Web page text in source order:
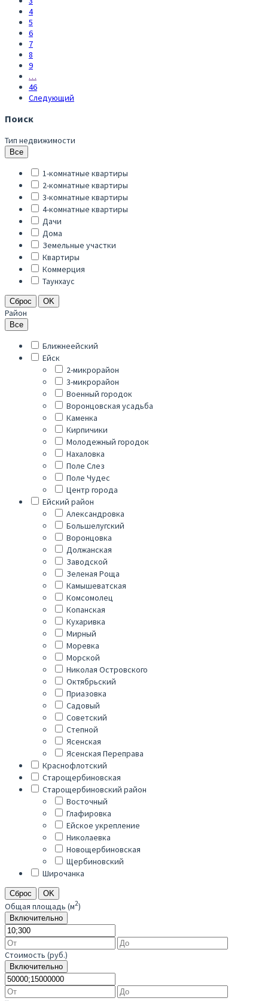
4
5
6
7
8
9
…
46
Следующий
Поиск
Тип недвижимости
Все
1-комнатные квартиры
2-комнатные квартиры
3-комнатные квартиры
4-комнатные квартиры
Дачи
Дома
Земельные участки
Квартиры
Коммерция
Таунхаус
Сброс OK
Район
Все
Ближнеейский
Ейск
2-микрорайон
3-микрорайон
Военный городок
Воронцовская усадьба
Каменка
Кирпичики
Молодежный городок
Нахаловка
Поле Слез
Поле Чудес
Центр города
Ейский район
Александровка
Большелугский
Воронцовка
Должанская
Заводской
Зеленая Роща
Камышеватская
Комсомолец
Копанская
Кухаривка
Мирный
Моревка
Морской
Николая Островского
Октябрьский
Приазовка
Садовый
Советский
Степной
Ясенская
Ясенская Переправа
Краснофлотский
Старощербиновская
Старощербиновский район
Восточный
Глафировка
Ейское укрепление
Николаевка
Новощербиновская
Щербиновский
Широчанка
Сброс OK
Общая площадь (м2)
Включительно
Стоимость (руб.)
Включительно